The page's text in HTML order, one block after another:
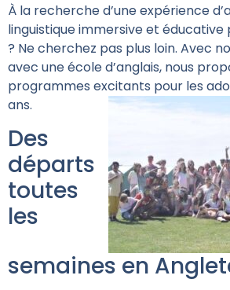
À la recherche d’une expérience
linguistique immersive et
? Ne cherchez pas plus loin. Avec
avec une école d’anglais, nous
programmes excitants pour les
ans.
Des
départs
toutes
les
semaines en